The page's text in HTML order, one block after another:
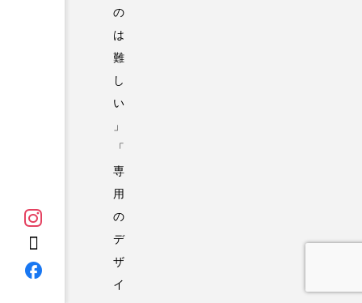
の
は
難
し
い
」
「
専
用
の
デ
ザ
イ